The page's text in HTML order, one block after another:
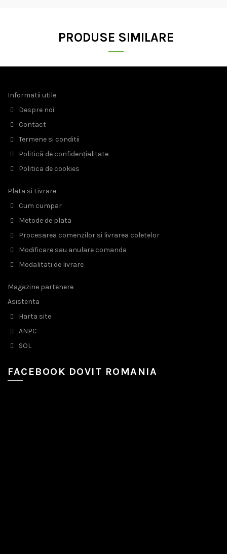
PRODUSE SIMILARE
Informatii utile
Despre noi
Contact
Termene si conditii
Politică de confidențialitate
Politica de cookies
Plata si Livrare
Cum cumpar
Metode de plata
Procesarea comenzilor si livrarea coletelor
Modificare sau anulare comanda
Modalitati de livrare
Magazine partenere
Asistenta
Harta site
ANPC
SOL
FACEBOOK DOVIT ROMANIA